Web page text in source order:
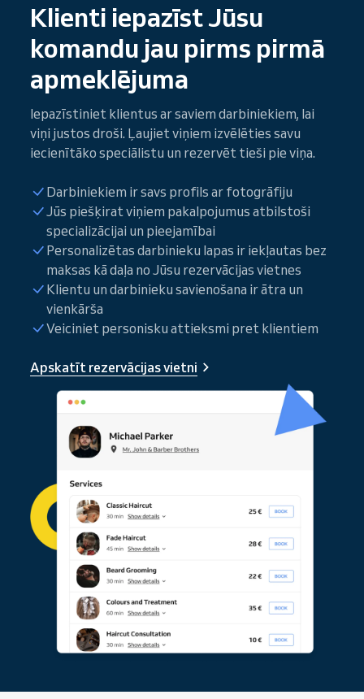
Klienti iepazīst Jūsu
komandu jau pirms pirmā
apmeklējuma
Iepazīstiniet klientus ar saviem darbiniekiem, lai
viņi justos droši. Ļaujiet viņiem izvēlēties savu
iecienītāko speciālistu un rezervēt tieši pie viņa.
Darbiniekiem ir savs profils ar fotogrāfiju
Jūs piešķirat viņiem pakalpojumus atbilstoši
specializācijai un pieejamībai
Personalizētas darbinieku lapas ir iekļautas bez
maksas kā daļa no Jūsu rezervācijas vietnes
Klientu un darbinieku savienošana ir ātra un
vienkārša
Veiciniet personisku attieksmi pret klientiem
Apskatīt rezervācijas vietni